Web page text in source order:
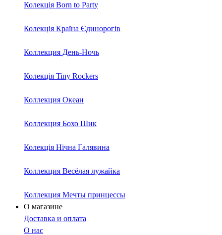
Колекція Born to Party
Колекція Країна Єдинорогів
Коллекция День-Ночь
Колекція Tiny Rockers
Коллекция Океан
Коллекция Бохо Шик
Колекція Нічна Галявина
Коллекция Весёлая лужайка
Коллекция Мечты принцессы
О магазине
Доставка и оплата
О нас